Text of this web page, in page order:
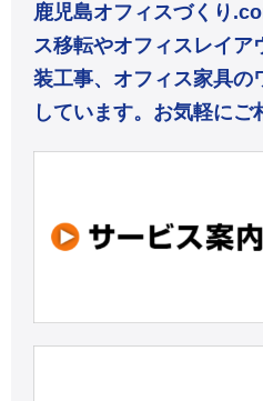
鹿児島オフィスづくり
ス移転やオフィスレイア
装工事、オフィス家具の
しています。お気軽にご